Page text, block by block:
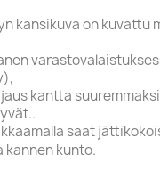
kansikuva on kuvattu
kantta
saat
kunto.